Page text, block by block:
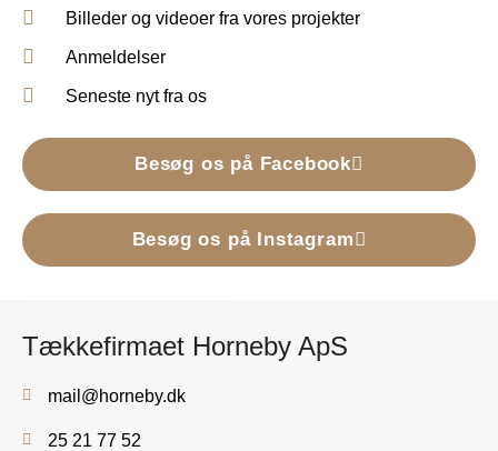
Billeder og videoer fra vores projekter
Anmeldelser
Seneste nyt fra os
Besøg os på Facebook
Besøg os på Instagram
Tækkefirmaet Horneby ApS
mail@horneby.dk
25 21 77 52